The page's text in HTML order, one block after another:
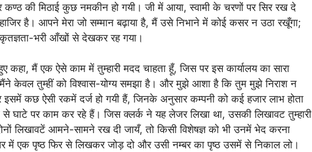
की मिठाई कुछ नमकीन हो गयी। जी में आया, स्वामी के चरणों पर सिर रख दे
है। आपने मेरा जो सम्मान बढ़ाया है, मैं उसे निभाने में कोई कसर न उठा रखूँगा;
भरी आँखों से देखकर रह गया।
मैं एक ऐसे काम में तुम्हारी मदद चाहता हूँ, जिस पर इस कार्यालय का सारा
केवल तुम्हीं को विश्वास-योग्य समझा है। और मुझे आशा है कि तुम मुझे निराश न
कछ ऐसी रकमें दर्ज हो गयी हैं, जिनके अनुसार कम्पनी को कई हजार लाभ होता
घाटे पर काम कर रहे हैं। जिस क्लर्क ने यह लेजर लिखा था, उसकी लिखावट तुम्हारी
लिखावटें आमने-सामने रख दी जायँ, तो किसी विशेषज्ञ को भी उनमें भेद करना
में एक पृष्ठ फिर से लिखकर जोड़ दो और उसी नम्बर का पृष्ठ उसमें से निकाल लो।